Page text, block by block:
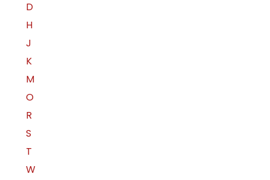
D
H
J
K
M
O
R
S
T
W